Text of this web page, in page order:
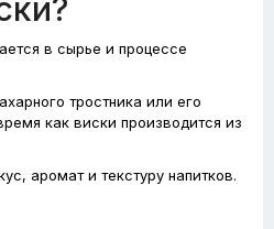
в сырье и процессе
тростника или его
как виски производится из
аромат и текстуру напитков.